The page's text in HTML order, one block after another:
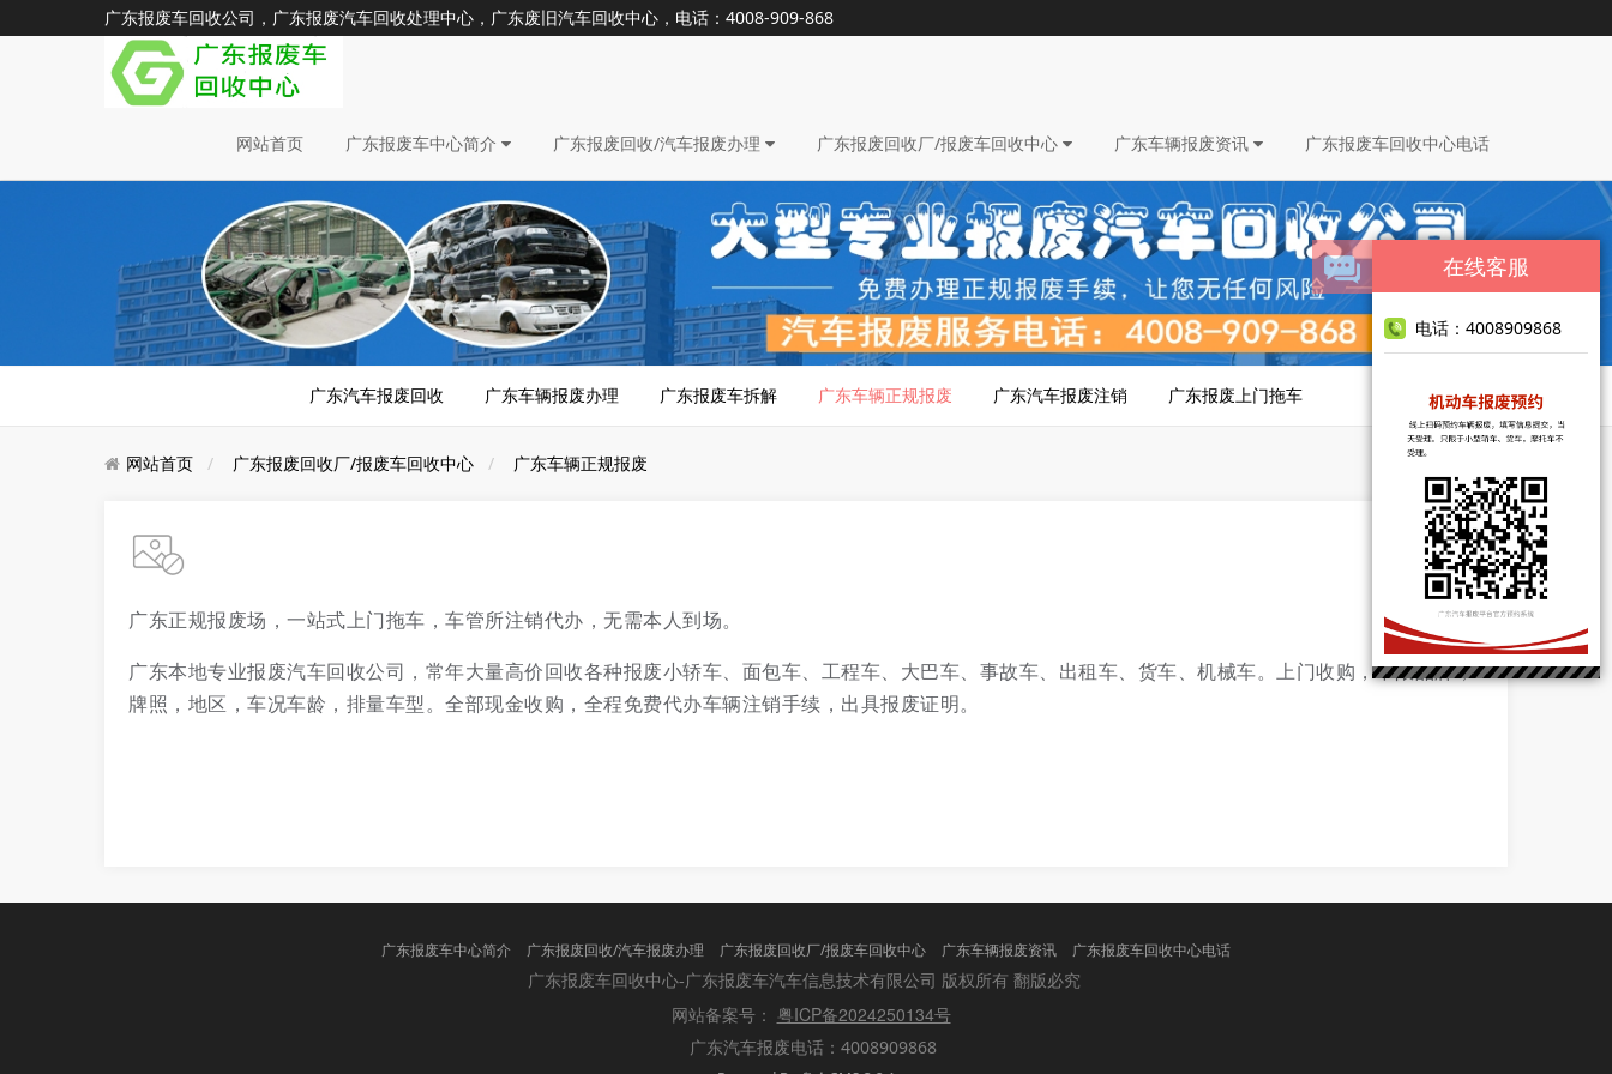
广东报废车回收公司，广东报废汽车回收处理中心，广东废旧汽车回收中心，电话：4008-909-868
网站首页 广东报废车中心简介 广东报废回收/汽车报废办理 广东报废回收厂/报废车回收中心 广东车辆报废资讯 广东报废车回收中心电话
广东汽车报废回收 广东车辆报废办理 广东报废车拆解 广东车辆正规报废 广东汽车报废注销 广东报废上门拖车
网站首页 广东报废回收厂/报废车回收中心 广东车辆正规报废
广东正规报废场，一站式上门拖车，车管所注销代办，无需本人到场。
广东本地专业报废汽车回收公司，常年大量高价回收各种报废小轿车、面包车、工程车、大巴车、事故车、出租车、货车、机械车。上门收购，不限品牌，
牌照，地区，车况车龄，排量车型。全部现金收购，全程免费代办车辆注销手续，出具报废证明。
广东报废车中心简介 广东报废回收/汽车报废办理 广东报废回收厂/报废车回收中心 广东车辆报废资讯 广东报废车回收中心电话
广东报废车回收中心-广东报废车汽车信息技术有限公司
版权所有 翻版必究
网站备案号： 粤ICP备2024250134号
广东汽车报废电话：4008909868
在线客服
电话：4008909868